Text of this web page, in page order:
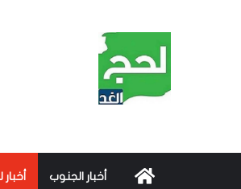
أخبار الجنوب